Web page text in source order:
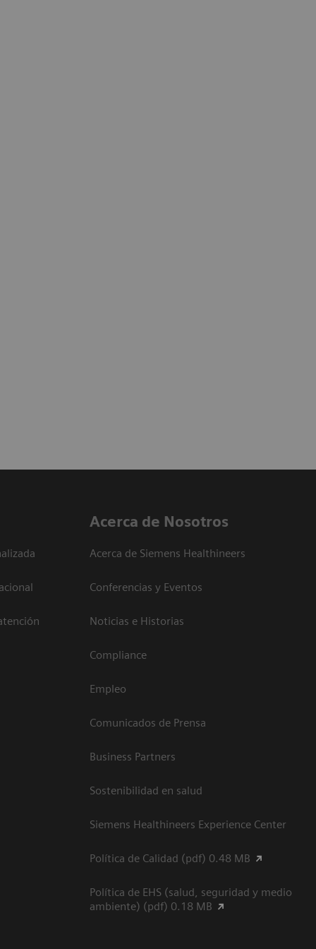
Acerca de Nosotros
Acerca de Siemens Healthineers
Conferencias y Eventos
Noticias e Historias
Compliance
Empleo
Comunicados de Prensa
Business Partners
Sostenibilidad en salud
Siemens Healthineers Experience Center
Política de Calidad (pdf) 0.48 MB
Política de EHS (salud, seguridad y medio
ambiente) (pdf) 0.18 MB